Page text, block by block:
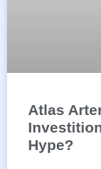
Atlas
Hype?